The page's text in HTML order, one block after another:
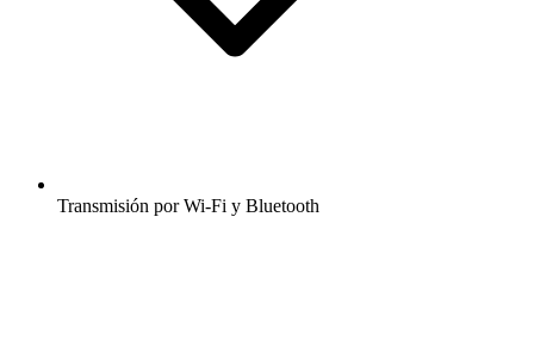
Transmisión por Wi-Fi y Bluetooth